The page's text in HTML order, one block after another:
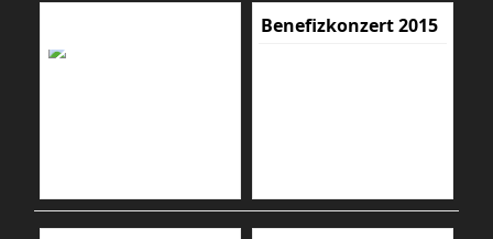
Benefizkonzert 2015